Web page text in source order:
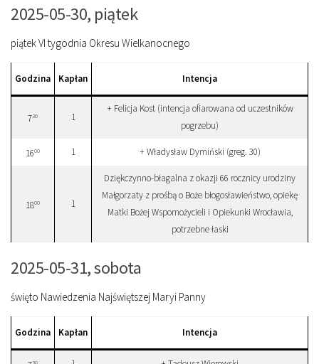
2025-05-30, piątek
piątek VI tygodnia Okresu Wielkanocnego
Godzina Kapłan Intencja
730 1
+ Felicja Kost (intencja ofiarowana od uczestników
pogrzebu)
1600 1 + Władysław Dymiński (greg. 30)
1800 1
Dziękczynno-błagalna z okazji 66 rocznicy urodziny
Małgorzaty z prośbą o Boże błogosławieństwo, opiekę
Matki Bożej Wspomożycieli i Opiekunki Wrocławia,
potrzebne łaski
2025-05-31, sobota
święto Nawiedzenia Najświętszej Maryi Panny
Godzina Kapłan Intencja